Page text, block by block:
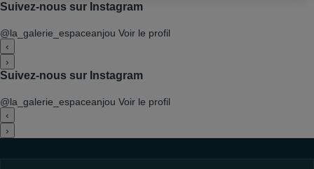
Suivez-nous sur Instagram
@la_galerie_espaceanjou Voir le profil
‹
›
Suivez-nous sur Instagram
@la_galerie_espaceanjou Voir le profil
‹
›